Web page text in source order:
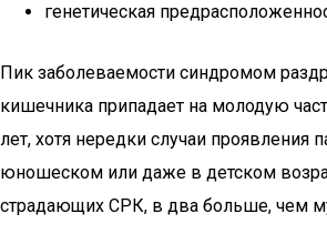
генетическая
Пик заболеваемости синдромом
кишечника припадает на молодую
лет, хотя нередки случаи проявления
юношеском или даже в детском
страдающих СРК, в два больше, чем